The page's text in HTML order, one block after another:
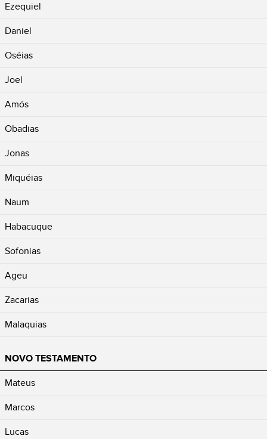
Ezequiel
Daniel
Oséias
Joel
Amós
Obadias
Jonas
Miquéias
Naum
Habacuque
Sofonias
Ageu
Zacarias
Malaquias
NOVO TESTAMENTO
Mateus
Marcos
Lucas